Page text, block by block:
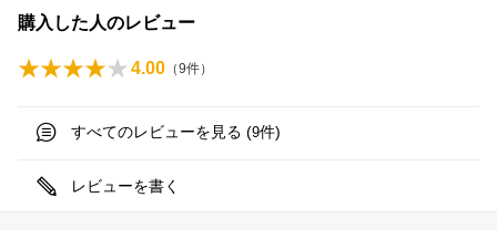
購入した人のレビュー
4.00 （9件）
すべてのレビューを見る (9件)
レビューを書く